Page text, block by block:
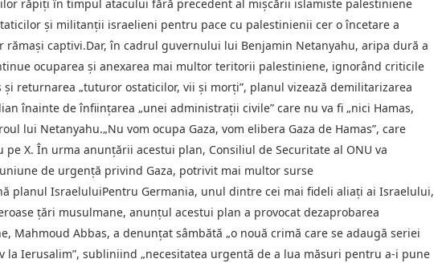
răpiţi în timpul atacului fără precedent al mişcării islamiste palestiniene
şi militanţii israelieni pentru pace cu palestinienii cer o încetare a
captivi.Dar, în cadrul guvernului lui Benjamin Netanyahu, aripa dură a
ocuparea şi anexarea mai multor teritorii palestiniene, ignorând criticile
returnarea „tuturor ostaticilor, vii şi morţi”, planul vizează demilitarizarea
înainte de înfiinţarea „unei administraţii civile” care nu va fi „nici Hamas,
lui Netanyahu.„Nu vom ocupa Gaza, vom elibera Gaza de Hamas”, care
X. În urma anunţării acestui plan, Consiliul de Securitate al ONU va
de urgenţă privind Gaza, potrivit mai multor surse
planul IsraeluluiPentru Germania, unul dintre cei mai fideli aliaţi ai Israelului,
ţări musulmane, anunţul acestui plan a provocat dezaprobarea
Mahmoud Abbas, a denunţat sâmbătă „o nouă crimă care se adaugă seriei
la Ierusalim”, subliniind „necesitatea urgentă de a lua măsuri pentru a-i pune